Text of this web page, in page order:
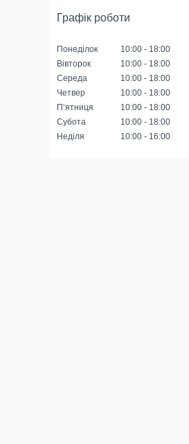
Графік роботи
Понеділок 10:00
18:00
Вівторок
10:00
18:00
Середа
10:00
18:00
Четвер
10:00
18:00
Пʼятниця
10:00
18:00
Субота
10:00
18:00
Неділя
10:00 16:00